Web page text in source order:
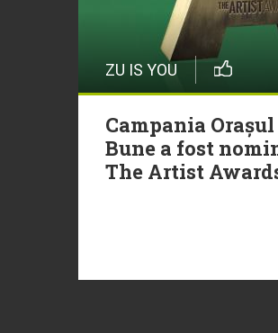
ZU IS YOU
Campania
Bune a fost
The Artist